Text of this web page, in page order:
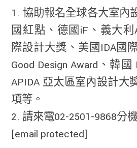
1. 協助報名全球各大室內
國紅點、德國iF、義大利
際設計大獎、美國IDA國
Good Design Award、韓國
APIDA 亞太區室內設計大
項等。
2. 請來電02-2501-9868分
[email protected]